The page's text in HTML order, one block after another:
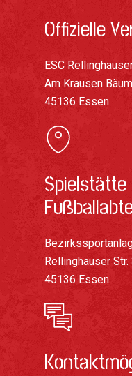
Offizielle
ESC
Am Krausen
45136 Essen
Spielstätte
Rellinghauser Str.
45136 Essen